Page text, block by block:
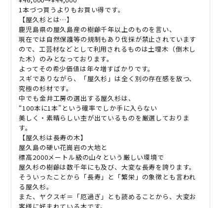
ー
ル
ペ
ン
2
本
セ
ッ
ト
長
寿
を
祈
る
贈
り
物
に
NZ1039
1本づつ買うよりもお買い得です。
【屋久杉とは…】
鹿児島県の屋久島産の樹齢千年以上のものを言い、
現在では自然保護等の規制もあり伐採が禁止されています
ので、工芸材などとして利用されるものは土埋木（倒木し
た木）のみとなっております。
よってその希少価値は年々増すばかりです。
スギでありながら、「屋久杉」は全く別の存在感を放つ、
究極の杉材です。
中でも金井工房の選出する屋久杉は、
“100本に1本”という確率でしか手に入らない
美しく・素晴らしい杢が出ているものを厳選しておりま
す。
【屋久杉は長寿の木】
屋久島の硬い花崗岩の大地と
標高2000メートル級の山々という厳しい環境で
屋久杉の樹齢は数千年にも及び、大変な長寿を誇ります。
そういったことから「長寿」と「繁栄」の象徴とも言われ
る屋久杉。
また、ヤクスギ＝「厄過ぎ」とも読めることから、大変お